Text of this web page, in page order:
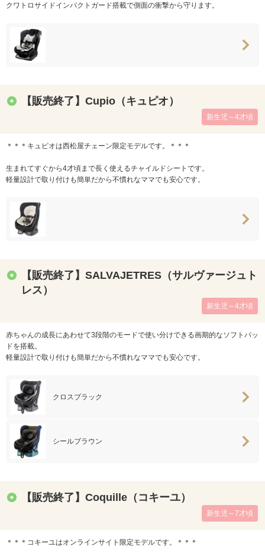
クワトロサイドインパクトガード搭載で側面の衝撃から守ります。
【販売終了】Cupio（キュピオ）
新生児～4才頃
＊＊＊キュピオは西松屋チェーン限定モデルです。＊＊＊
生まれてすぐから4才頃まで長く使えるチャイルドシートです。
軽量設計で取り付けも簡単だから不慣れなママでも安心です。
【販売終了】SALVAJETRES（サルヴァージュト
レス）
新生児～4才頃
赤ちゃんの成長にあわせて3段階のモードで使い分けできる画期的なソフトパッ
ドを搭載。
軽量設計で取り付けも簡単だから不慣れなママでも安心です。
クロスブラック
シールブラウン
【販売終了】Coquille（コキーユ）
新生児～7才頃
＊＊＊コキーユはオンラインサイト限定モデルです。＊＊＊